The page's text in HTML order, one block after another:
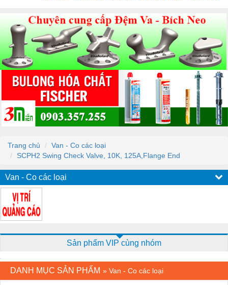
Trang chủ
Van - Co các loại
SCPH2 Swing Check Valve, 10K, 125A,Flange End
Van - Co các loại
Sản phẩm VIP cùng nhóm
DANH MỤC SẢN PHẨM » Van - Co các loại